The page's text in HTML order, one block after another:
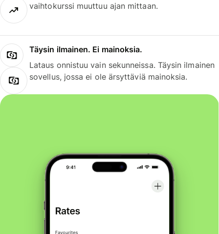
vaihtokurssi muuttuu ajan mittaan.
Täysin ilmainen. Ei mainoksia.
Lataus onnistuu vain sekunneissa. Täysin ilmainen
sovellus, jossa ei ole ärsyttäviä mainoksia.